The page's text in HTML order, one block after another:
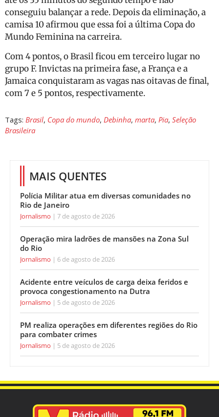
conseguiu balançar a rede. Depois da eliminação, a
camisa 10 afirmou que essa foi a última Copa do
Mundo Feminina na carreira.
Com 4 pontos, o Brasil ficou em terceiro lugar no
grupo F. Invictas na primeira fase, a França e a
Jamaica conquistaram as vagas nas oitavas de final,
com 7 e 5 pontos, respectivamente.
Tags: Brasil, Copa do mundo, Debinha, marta, Pia, Seleção
Brasileira
MAIS QUENTES
Polícia Militar atua em diversas comunidades no
Rio de Janeiro
Jornalismo 7 de agosto de 2026
Operação mira ladrões de mansões na Zona Sul
do Rio
Jornalismo 6 de agosto de 2026
Acidente entre veículos de carga deixa feridos e
provoca congestionamento na Dutra
Jornalismo 5 de agosto de 2026
PM realiza operações em diferentes regiões do Rio
para combater crimes
Jornalismo 5 de agosto de 2026